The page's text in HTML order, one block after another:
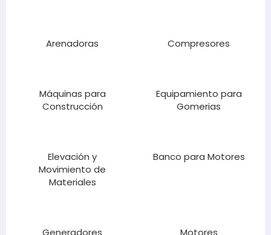
Arenadoras Compresores
Máquinas para
Construcción
Equipamiento para
Gomerias
Elevación y
Movimiento de
Materiales
Banco para Motores
Generadores Motores